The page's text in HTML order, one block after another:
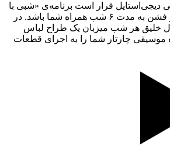
تولد ۴ سالگی دیجی‌استایل قرار است برنامه‌ی «شبی با
استایل» با موضوع مد و فشن به مدت ۶ شب همراه شما باشد. در
سوگول خلیق هر شب میزبان یک طراح لباس
موسیقی چارتار شما را به اجرای قطعات